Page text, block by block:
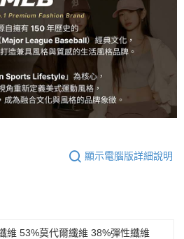
顯示電腦版詳細說明
維 53%莫代爾纖維 38%彈性纖維